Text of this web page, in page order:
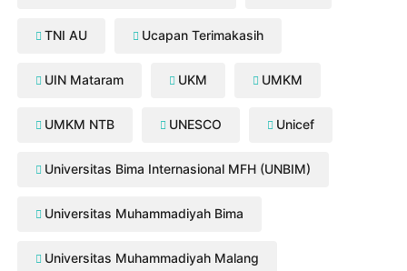
TNI AU Ucapan Terimakasih
UIN Mataram UKM UMKM
UMKM NTB UNESCO Unicef
Universitas Bima Internasional MFH (UNBIM)
Universitas Muhammadiyah Bima
Universitas Muhammadiyah Malang